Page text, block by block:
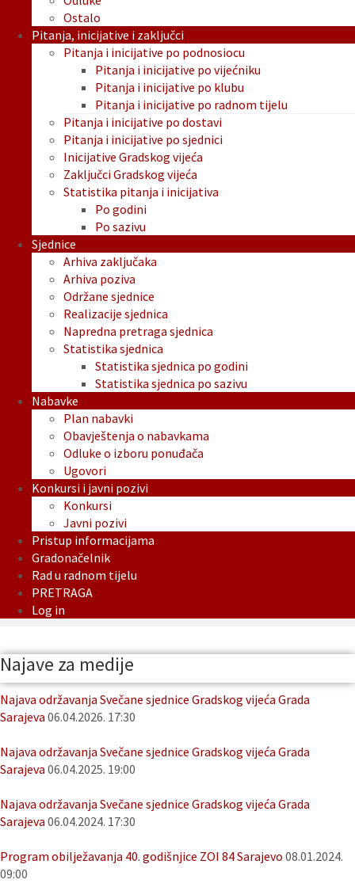
Ostalo
Pitanja, inicijative i zaključci
Pitanja i inicijative po podnosiocu
Pitanja i inicijative po vijećniku
Pitanja i inicijative po klubu
Pitanja i inicijative po radnom tijelu
Pitanja i inicijative po dostavi
Pitanja i inicijative po sjednici
Inicijative Gradskog vijeća
Zaključci Gradskog vijeća
Statistika pitanja i inicijativa
Po godini
Po sazivu
Sjednice
Arhiva zaključaka
Arhiva poziva
Održane sjednice
Realizacije sjednica
Napredna pretraga sjednica
Statistika sjednica
Statistika sjednica po godini
Statistika sjednica po sazivu
Nabavke
Plan nabavki
Obavještenja o nabavkama
Odluke o izboru ponuđača
Ugovori
Konkursi i javni pozivi
Konkursi
Javni pozivi
Pristup informacijama
Gradonačelnik
Rad u radnom tijelu
PRETRAGA
Log in
Najave za medije
Najava održavanja Svečane sjednice Gradskog vijeća Grada
Sarajeva 06.04.2026. 17:30
Najava održavanja Svečane sjednice Gradskog vijeća Grada
Sarajeva 06.04.2025. 19:00
Najava održavanja Svečane sjednice Gradskog vijeća Grada
Sarajeva 06.04.2024. 17:30
Program obilježavanja 40. godišnjice ZOI 84 Sarajevo 08.01.2024.
09:00